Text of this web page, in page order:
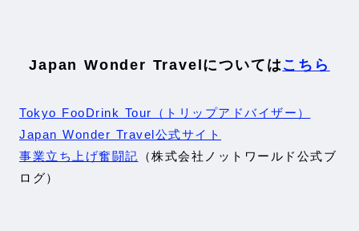
Japan Wonder Travelについては こちら
Tokyo FooDrink Tour（トリップアドバイザー）
Japan Wonder Travel公式サイト
事業立ち上げ奮闘記 （株式会社ノットワールド公式ブ
ログ）